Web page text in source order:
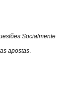
Socialmente
apostas